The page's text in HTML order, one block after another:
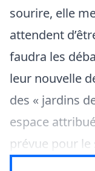
sourire, elle
attendent
faudra les
leur nouvelle
des « jardins
espace
prévue pour le